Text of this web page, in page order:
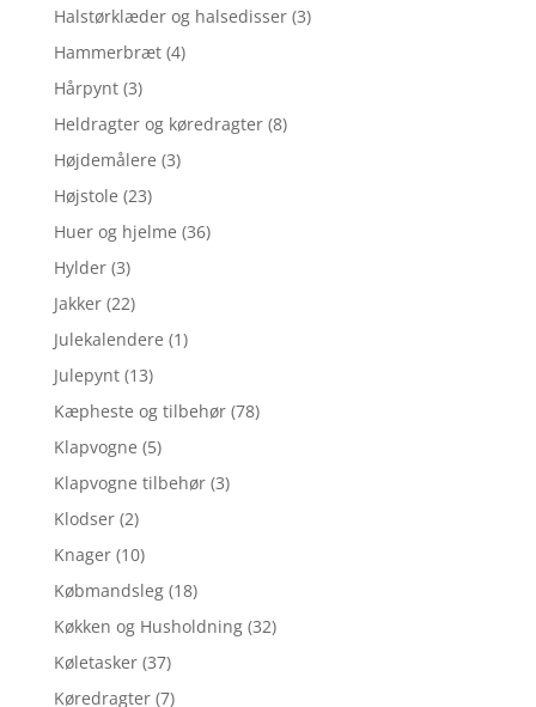
Halstørklæder og halsedisser (3)
Hammerbræt (4)
Hårpynt (3)
Heldragter og køredragter (8)
Højdemålere (3)
Højstole (23)
Huer og hjelme (36)
Hylder (3)
Jakker (22)
Julekalendere (1)
Julepynt (13)
Kæpheste og tilbehør (78)
Klapvogne (5)
Klapvogne tilbehør (3)
Klodser (2)
Knager (10)
Købmandsleg (18)
Køkken og Husholdning (32)
Køletasker (37)
Køredragter (7)